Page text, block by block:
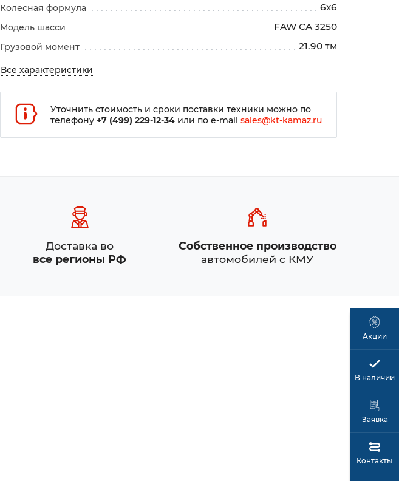
Колесная формула 6х6
Модель шасси FAW CA 3250
Грузовой момент 21.90 тм
Все характеристики
Уточнить стоимость и сроки поставки техники можно по
телефону +7 (499) 229-12-34или по e-mail sales@kt-kamaz.ru
Доставка во
все регионы РФ
Собственное производство
автомобилей с КМУ
Акции
В наличии
Заявка
Контакты